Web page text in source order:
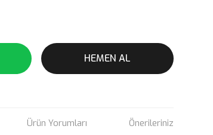
HEMEN AL
Ürün Yorumları Önerileriniz